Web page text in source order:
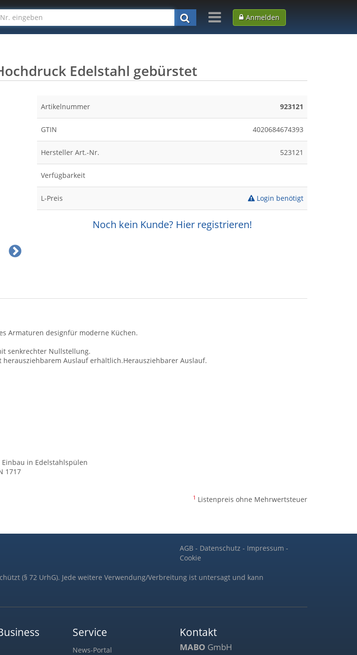
Anmelden
Edelstahl gebürstet
Artikelnummer 923121
GTIN 4020684674393
Hersteller Art.-Nr. 523121
Verfügbarkeit
L-Preis Login benötigt
Noch kein Kunde? Hier registrieren!
Armaturen designfür moderne Küchen.
senkrechter Nullstellung.
Auslauf erhältlich.Herausziehbarer Auslauf.
in Edelstahlspülen
1717
1 Listenpreis ohne Mehrwertsteuer
AGB- Datenschutz - Impressum -
Cookie
(§ 72 UrhG). Jede weitere Verwendung/Verbreitung ist untersagt und kann
Service
News-Portal
Kontakt
MABO GmbH